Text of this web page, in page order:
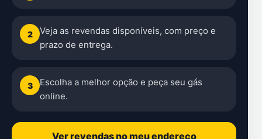
2
Veja as revendas disponíveis, com preço e
prazo de entrega.
3
Escolha a melhor opção e peça seu gás
online.
Ver revendas no meu endereço